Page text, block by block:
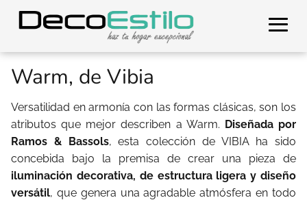
Warm, de Vibia
Versatilidad en armonía con las formas clásicas, son los
atributos que mejor describen a Warm. Diseñada por
Ramos & Bassols, esta colección de VIBIA ha sido
concebida bajo la premisa de crear una pieza de
iluminación decorativa, de estructura ligera y diseño
versátil, que genera una agradable atmósfera en todo